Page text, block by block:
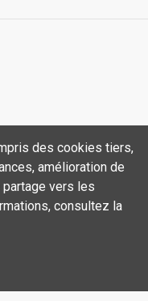
des cookies tiers,
amélioration de
vers les
consultez la